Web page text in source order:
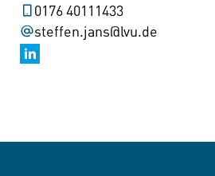
0176 40111433
steffen.jans@lvu.de